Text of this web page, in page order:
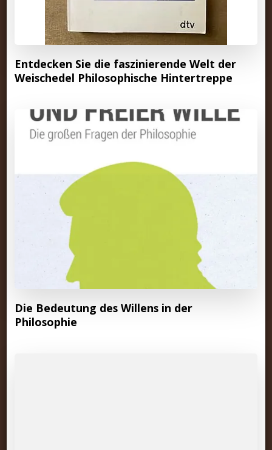
Entdecken Sie die faszinierende Welt der
Weischedel Philosophische Hintertreppe
Die Bedeutung des Willens in der
Philosophie